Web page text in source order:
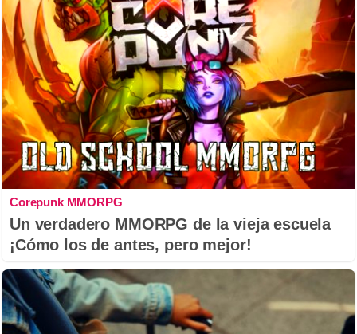
Corepunk MMORPG
Un verdadero MMORPG de la vieja escuela
¡Cómo los de antes, pero mejor!